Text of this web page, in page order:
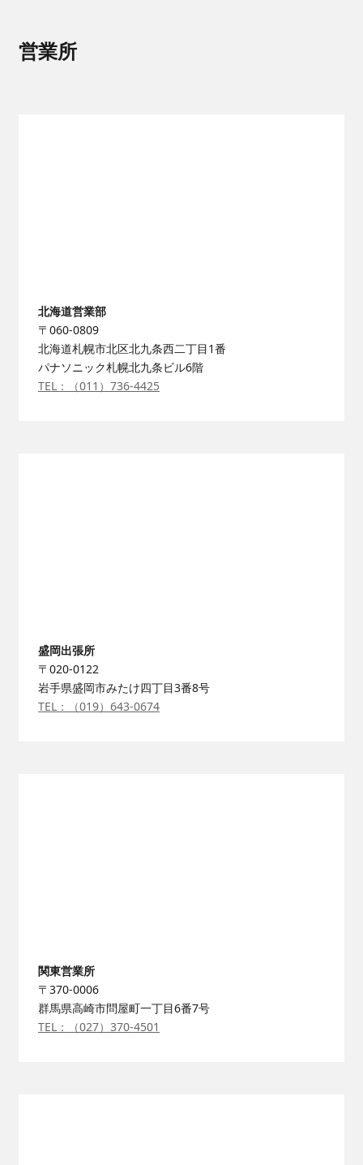
営業所
北海道営業部
〒060-0809
北海道札幌市北区北九条西二丁目1番
パナソニック札幌北九条ビル6階
TEL：（011）736-4425
盛岡出張所
〒020-0122
岩手県盛岡市みたけ四丁目3番8号
TEL：（019）643-0674
関東営業所
〒370-0006
群馬県高崎市問屋町一丁目6番7号
TEL：（027）370-4501